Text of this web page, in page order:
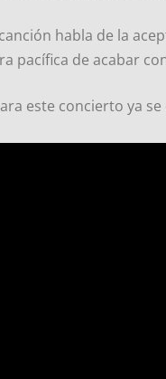
canción habla de la
pacífica de acabar
este concierto ya